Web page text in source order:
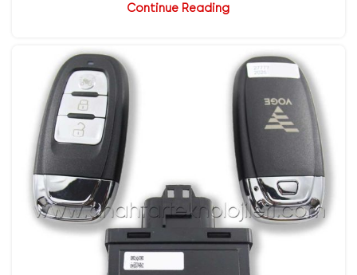
Continue Reading